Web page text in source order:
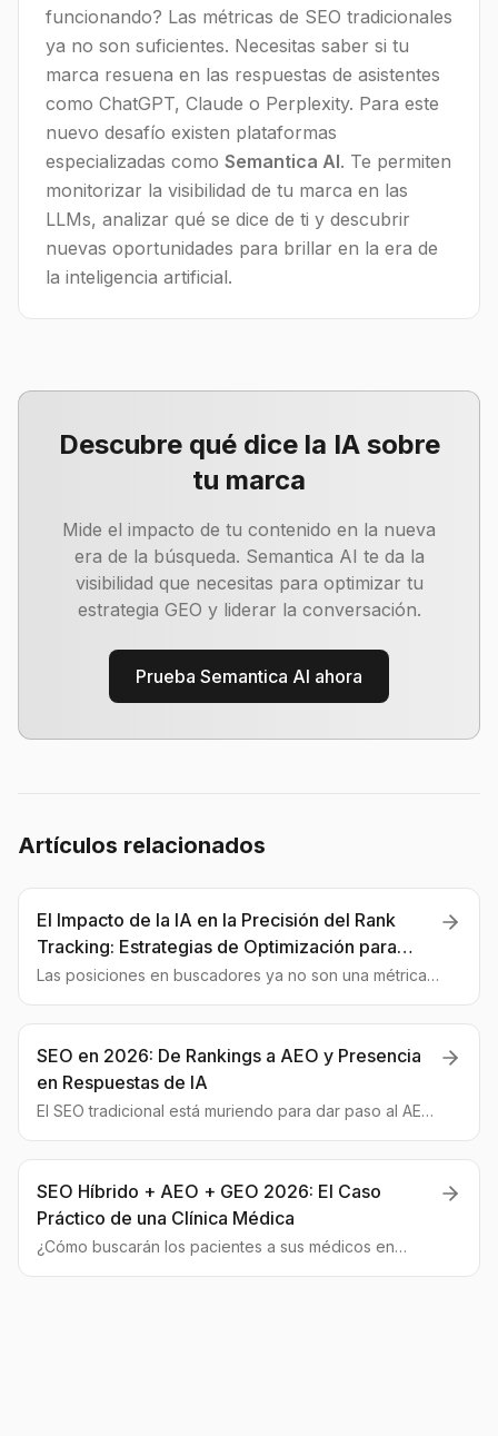
funcionando? Las métricas de SEO tradicionales
ya no son suficientes. Necesitas saber si tu
marca resuena en las respuestas de asistentes
como ChatGPT, Claude o Perplexity. Para este
nuevo desafío existen plataformas
especializadas como Semantica AI. Te permiten
monitorizar la visibilidad de tu marca en las
LLMs, analizar qué se dice de ti y descubrir
nuevas oportunidades para brillar en la era de
la inteligencia artificial.
Descubre qué dice la IA sobre
tu marca
Mide el impacto de tu contenido en la nueva
era de la búsqueda. Semantica AI te da la
visibilidad que necesitas para optimizar tu
estrategia GEO y liderar la conversación.
Prueba Semantica AI ahora
Artículos relacionados
El Impacto de la IA en la Precisión del Rank
Tracking: Estrategias de Optimización para
Contenido Moderno
Las posiciones en buscadores ya no son una métrica
SEO en 2026: De Rankings a AEO y Presencia
en Respuestas de IA
El SEO tradicional está muriendo para dar paso al AEO
SEO Híbrido + AEO + GEO 2026: El Caso
Práctico de una Clínica Médica
¿Cómo buscarán los pacientes a sus médicos en